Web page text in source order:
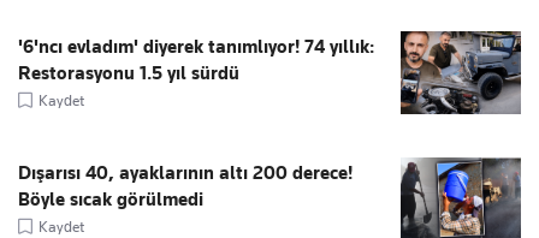
'6'ncı evladım' diyerek tanımlıyor! 74 yıllık:
Restorasyonu 1.5 yıl sürdü
Kaydet
Dışarısı 40, ayaklarının altı 200 derece!
Böyle sıcak görülmedi
Kaydet